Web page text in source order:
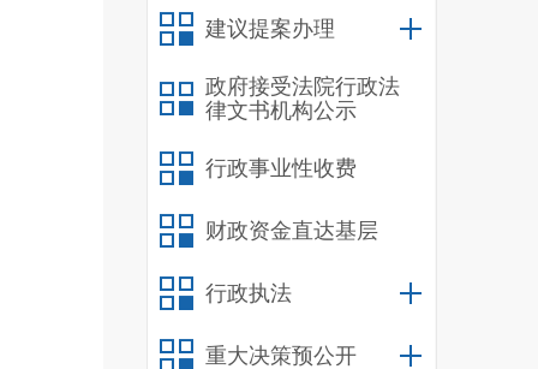
建议提案办理
政府接受法院行政法
律文书机构公示
行政事业性收费
财政资金直达基层
行政执法
重大决策预公开